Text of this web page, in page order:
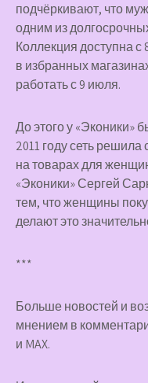
подчёркивают, что
одним из
Коллекция доступна
в избранных
работать с 9 июля.
До этого у «Эконики»
2011 году сеть
на товарах для
«Эконики» Сергей
тем, что женщины
делают это
***
Больше новостей и
мнением в
и MAX.